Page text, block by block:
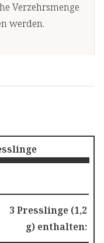
Verzehrsmenge
werden.
3 Presslinge (1,2
g) enthalten: